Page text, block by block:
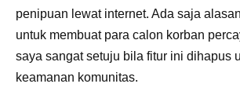
penipuan lewat internet. Ada saja
untuk membuat para calon korban
saya sangat setuju bila fitur ini dihapus
keamanan komunitas.